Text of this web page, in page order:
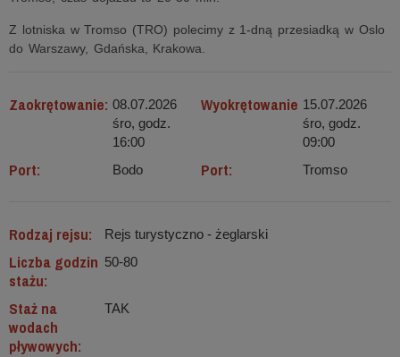
Z lotniska w Tromso (TRO) polecimy z 1-dną przesiadką w Oslo
do Warszawy, Gdańska, Krakowa.
Zaokrętowanie: 08.07.2026
śro, godz.
16:00
Wyokrętowanie 15.07.2026
śro, godz.
09:00
Port: Bodo Port: Tromso
Rodzaj rejsu: Rejs turystyczno - żeglarski
Liczba godzin
stażu:
50-80
Staż na
wodach
pływowych:
TAK